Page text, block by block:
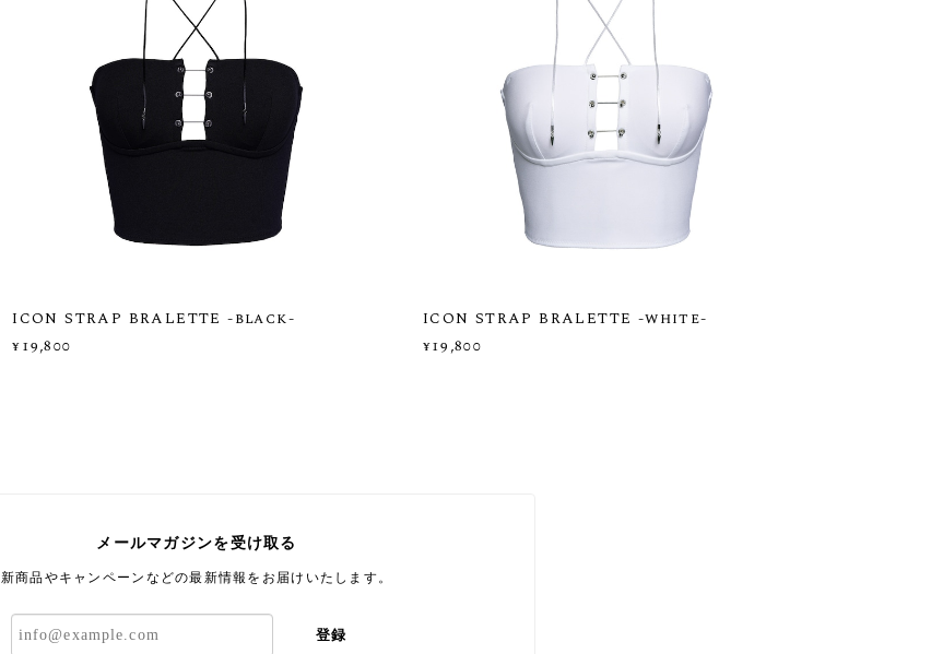
ICON STRAP BRALETTE -black-
¥19,800
ICON STRAP BRALETTE -white-
¥19,800
メールマガジンを受け取る
新商品やキャンペーンなどの最新情報をお届けいたします。
登録